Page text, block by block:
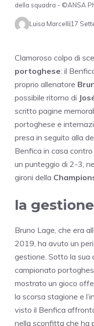
della squadra - ©ANSA
Luisa Marcelli17
Clamoroso colpo di
portoghese: il
proprio allenatore
possibile ritorno di
scritto pagine
portoghese e
presa in seguito alla
Benfica in casa contro
un punteggio di 2-3,
gironi della
la
Bruno Lage, che era
2019, ha avuto un
gestione. Sotto la sua
campionato
mostrato un gioco
la scorsa stagione e
visto il Benfica
nella sconfitta che ha